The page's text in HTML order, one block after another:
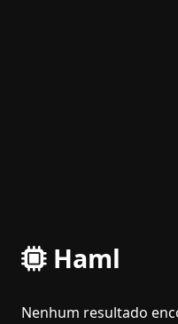
Haml
Nenhum resultado